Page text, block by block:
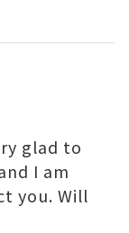
glad to
I am
you. Will